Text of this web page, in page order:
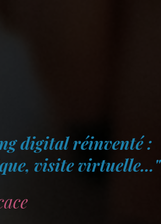
digital réinventé :
visite virtuelle..."